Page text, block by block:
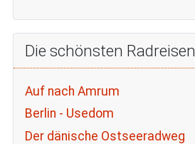
Die schönsten Radreisen
Auf nach Amrum
Berlin - Usedom
Der dänische Ostseeradweg